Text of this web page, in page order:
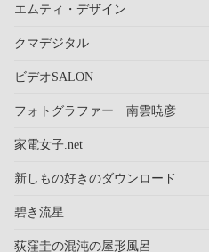
エムティ・デザイン
クマデジタル
ビデオSALON
フォトグラファー 南雲暁彦
家電女子.net
新しもの好きのダウンロード
碧き流星
荻窪圭の混沌の屋形風呂